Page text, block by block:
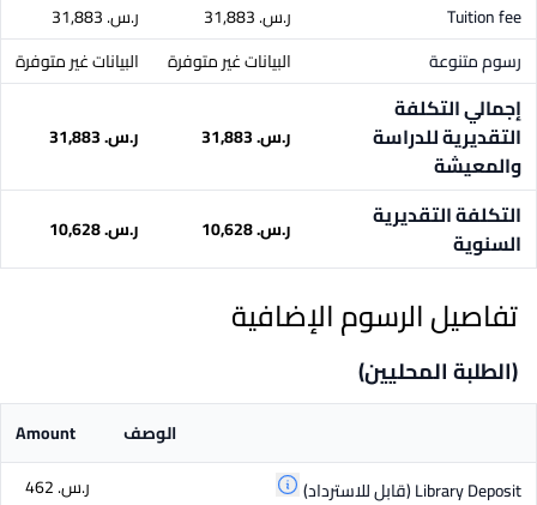
Tuition fee
ر.س.‏ 31,883
ر.س.‏ 31,883
رسوم متنوعة
البيانات غير متوفرة البيانات غير متوفرة
إجمالي التكلفة
التقديرية للدراسة
والمعيشة
ر.س.‏ 31,883 ر.س.‏ 31,883
التكلفة التقديرية
السنوية
ر.س.‏ 10,628 ر.س.‏ 10,628
تفاصيل الرسوم الإضافية
(الطلبة المحليين)
الوصف
Amount
Library Deposit(قابل للاسترداد)
ر.س.‏ 462